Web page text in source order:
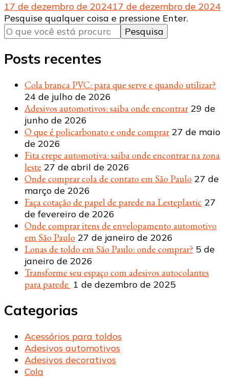
17 de dezembro de 202417 de dezembro de 2024
Procurando
algo?
Pesquise qualquer coisa e pressione Enter.
Posts recentes
Cola branca PVC: para que serve e quando utilizar?
24 de julho de 2026
Adesivos automotivos: saiba onde encontrar 29 de
junho de 2026
O que é policarbonato e onde comprar 27 de maio
de 2026
Fita crepe automotiva: saiba onde encontrar na zona
leste 27 de abril de 2026
Onde comprar cola de contato em São Paulo 27 de
março de 2026
Faça cotação de papel de parede na Lesteplastic 27
de fevereiro de 2026
Onde comprar itens de envelopamento automotivo
em São Paulo 27 de janeiro de 2026
Lonas de toldo em São Paulo: onde comprar? 5 de
janeiro de 2026
Transforme seu espaço com adesivos autocolantes
para parede 1 de dezembro de 2025
Categorias
Acessórios para toldos
Adesivos automotivos
Adesivos decorativos
Cola